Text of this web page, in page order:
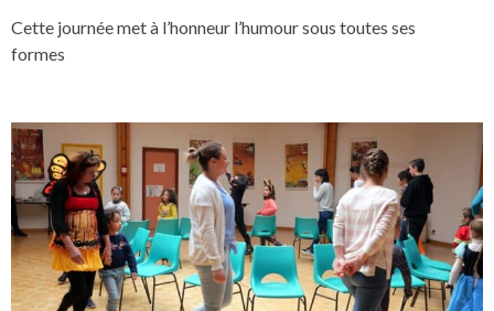
Cette journée met à l’honneur l’humour sous toutes ses
formes